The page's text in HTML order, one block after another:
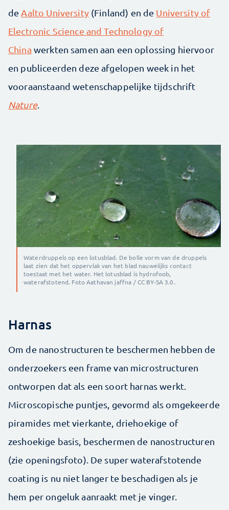
de Aalto University(Finland) en de University of
Electronic Science and Technology of
China werkten samen aan een oplossing hiervoor
en publiceerden deze afgelopen week in het
vooraanstaand wetenschappelijke tijdschrift
Nature.
Waterdruppels op een lotusblad. De bolle vorm van de druppels
laat zien dat het oppervlak van het blad nauwelijks contact
toestaat met het water. Het lotusblad is hydrofoob,
waterafstotend. Foto Aathavan jaffna / CC BY-SA 3.0.
Harnas
Om de nanostructuren te beschermen hebben de
onderzoekers een frame van microstructuren
ontworpen dat als een soort harnas werkt.
Microscopische puntjes, gevormd als omgekeerde
piramides met vierkante, driehoekige of
zeshoekige basis, beschermen de nanostructuren
(zie openingsfoto). De super waterafstotende
coating is nu niet langer te beschadigen als je
hem per ongeluk aanraakt met je vinger.